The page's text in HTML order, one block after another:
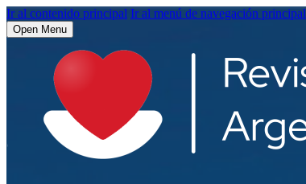
Ir al contenido principal Ir al menú de navegación principal
Open Menu